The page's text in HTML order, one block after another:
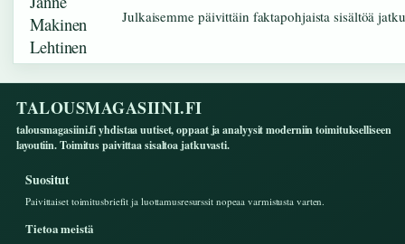
Julkaisemme päivittäin faktapohjaista sisältöä
TALOUSMAGASIINI.FI
talousmagasiini.fi yhdistaa uutiset, oppaat ja analyysit moderniin toimitukselliseen
layoutiin. Toimitus paivittaa sisaltoa jatkuvasti.
Suositut
Paivittaiset toimitusbriefit ja luottamusresurssit nopeaa varmistusta varten.
Tietoa meistä